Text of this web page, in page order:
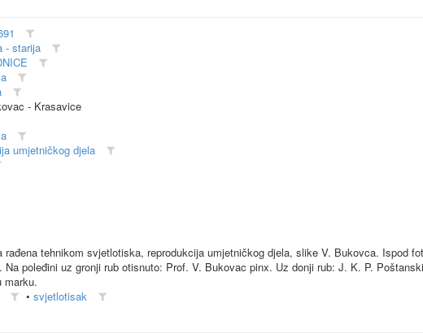
- starija
- Krasavice
umjetničkog djela
rađena tehnikom svjetlotiska, reprodukcija umjetničkog djela, slike V. Bukovca. Ispod
Na poleđini uz gronji rub otisnuto: Prof. V. Bukovac pinx. Uz donji rub: J. K. P.
marku.
• svjetlotisak